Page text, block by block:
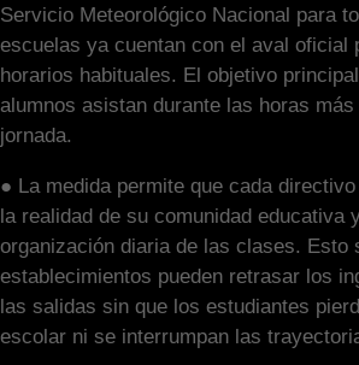
Servicio Meteorológico Nacional para
escuelas ya cuentan con el aval oficial
horarios habituales. El objetivo
alumnos asistan durante las horas
jornada.
● La medida permite que cada
la realidad de su comunidad educativa
organización diaria de las clases. Esto
establecimientos pueden retrasar los
las salidas sin que los estudiantes
escolar ni se interrumpan las